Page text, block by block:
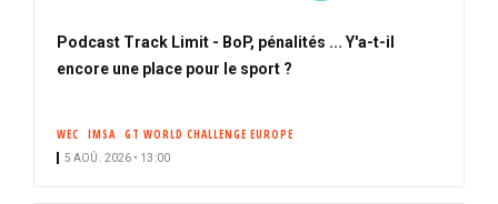
Podcast Track Limit - BoP, pénalités ... Y'a-t-il
encore une place pour le sport ?
WEC IMSA GT WORLD CHALLENGE EUROPE
5 AOÛ. 2026 • 13:00